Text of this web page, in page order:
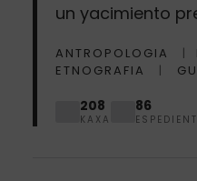
un yacimiento
ANTROPOLOGIA
ETNOGRAFIA
208
KAXA
86